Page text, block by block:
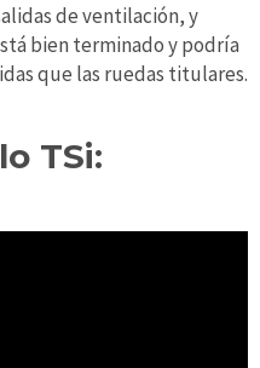
de ventilación, y
bien terminado y podría
que las ruedas titulares.
TSi: